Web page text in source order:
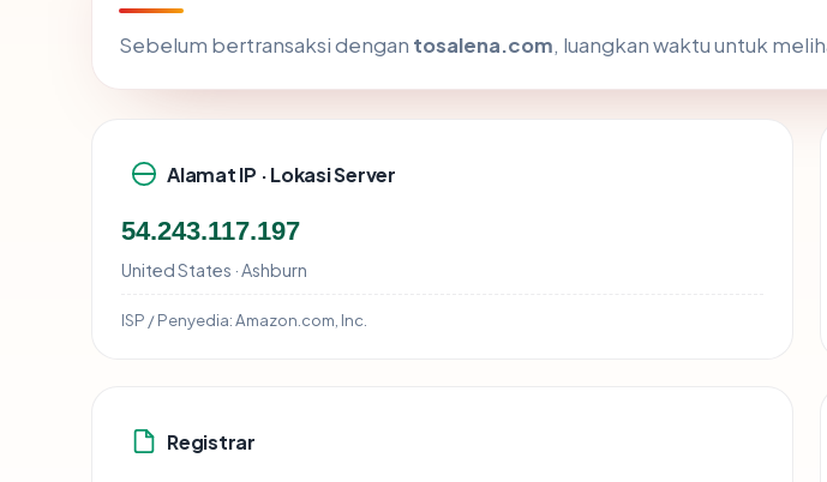
Sebelum bertransaksi dengan tosalena.com, luangkan waktu untuk
Alamat IP · Lokasi Server
54.243.117.197
United States · Ashburn
ISP / Penyedia:Amazon.com, Inc.
Registrar